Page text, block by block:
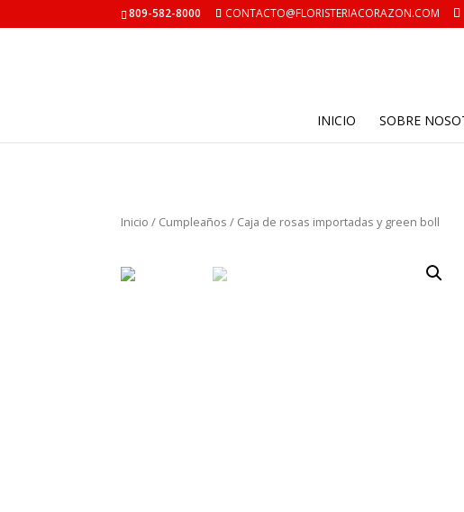
809-582-8000 CONTACTO@FLORISTERIACORAZON.COM
INICIO SOBRE
Inicio / Cumpleaños / Caja de rosas importadas y green boll